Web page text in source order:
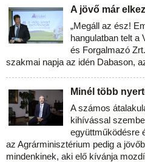
A jövő már
„Megáll az ész!
hangulatban telt a
és Forgalmazó
szakmai napja az idén Dabason,
Minél több
A számos
kihívással
együttműködésre
az Agrárminisztérium pedig a
mindenkinek, aki elő kívánja